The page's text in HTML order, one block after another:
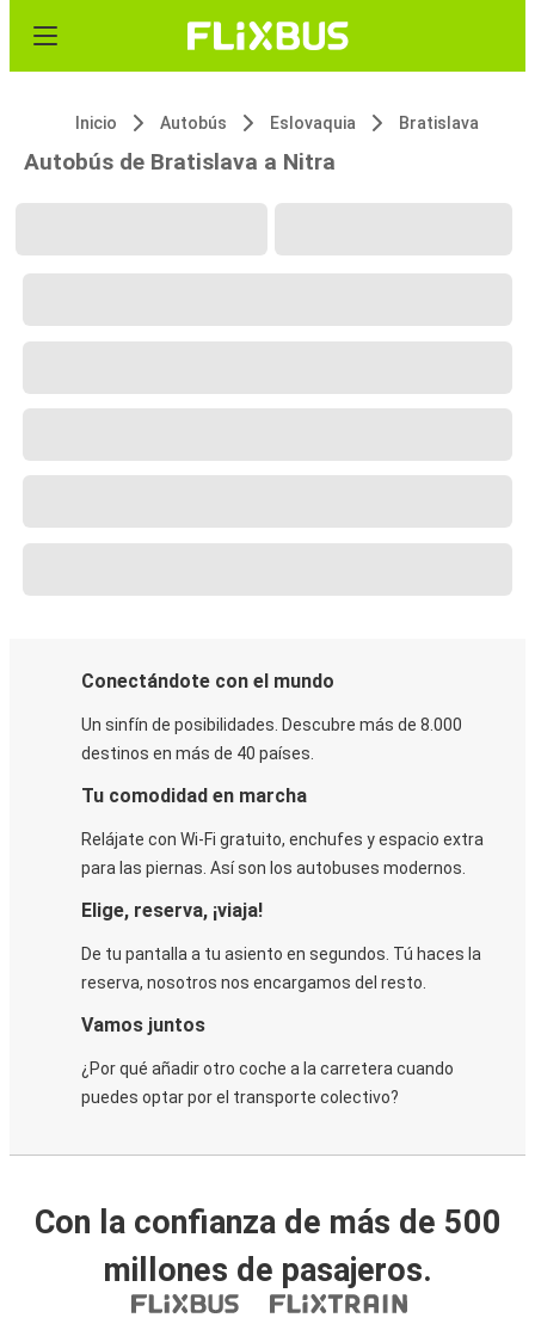
Inicio Autobús Eslovaquia Bratislava
Autobús de Bratislava a Nitra
Conectándote con el mundo
Un sinfín de posibilidades. Descubre más de 8.000
destinos en más de 40 países.
Tu comodidad en marcha
Relájate con Wi-Fi gratuito, enchufes y espacio extra
para las piernas. Así son los autobuses modernos.
Elige, reserva, ¡viaja!
De tu pantalla a tu asiento en segundos. Tú haces la
reserva, nosotros nos encargamos del resto.
Vamos juntos
¿Por qué añadir otro coche a la carretera cuando
puedes optar por el transporte colectivo?
Con la confianza de más de 500
millones de pasajeros.